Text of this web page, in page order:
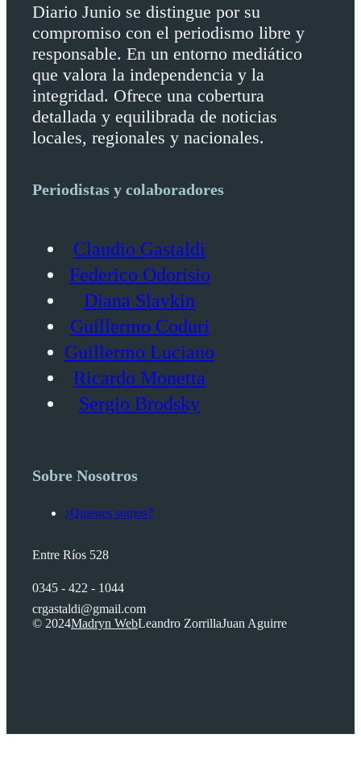
Diario Junio se distingue por su
compromiso con el periodismo libre y
responsable. En un entorno mediático
que valora la independencia y la
integridad. Ofrece una cobertura
detallada y equilibrada de noticias
locales, regionales y nacionales.
Periodistas y colaboradores
Claudio Gastaldi
Federico Odorisio
Diana Slavkin
Guillermo Coduri
Guillermo Luciano
Ricardo Monetta
Sergio Brodsky
Sobre Nosotros
¿Quienes somos?
Entre Ríos 528
0345 - 422 - 1044
crgastaldi@gmail.com
© 2024Madryn WebLeandro ZorrillaJuan Aguirre